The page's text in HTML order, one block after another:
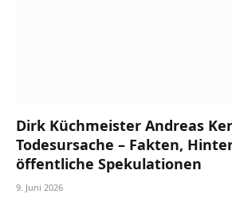
Dirk Küchmeister Andreas
Todesursache – Fakten,
öffentliche Spekulationen
9. Juni 2026